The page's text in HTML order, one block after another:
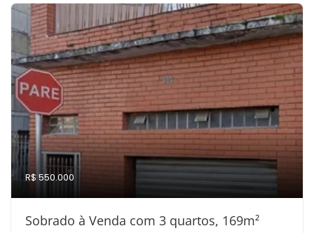
R$ 550.000
Sobrado à Venda com 3 quartos, 169m²